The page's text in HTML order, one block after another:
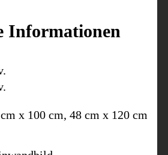
Informationen
x 100 cm, 48 cm x 120 cm